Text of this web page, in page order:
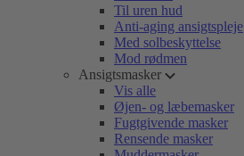
Til uren hud
Anti-aging ansigtspleje
Med solbeskyttelse
Mod rødmen
Ansigtsmasker
Vis alle
Øjen- og læbemasker
Fugtgivende masker
Rensende masker